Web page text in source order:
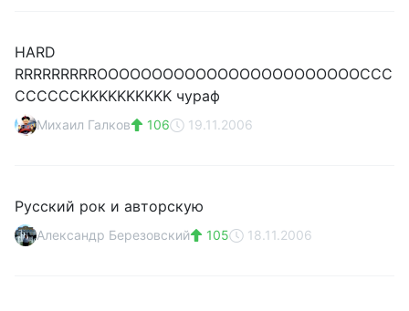
HARD
RRRRRRRRROOOOOOOOOOOOOOOOOOOOOOOOCCC
CCCCCCKKKKKKKKKK чураф
Михаил Галков 106 19.11.2006
Русский рок и авторскую
Александр Березовский 105 18.11.2006